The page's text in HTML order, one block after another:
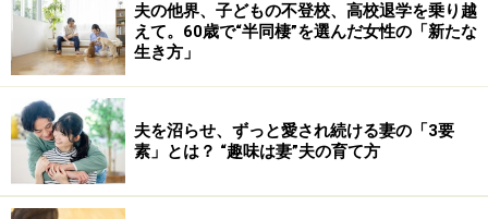
夫の他界、子どもの不登校、高校退学を乗り越
えて。60歳で“半同棲”を選んだ女性の「新たな
生き方」
夫を沼らせ、ずっと愛され続ける妻の「3要
素」とは？ “趣味は妻”夫の育て方